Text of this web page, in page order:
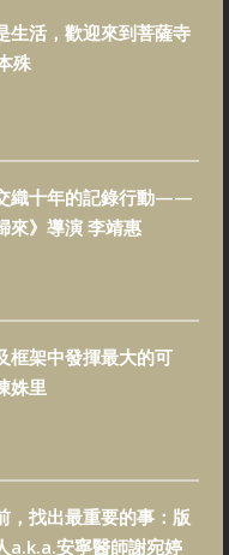
生活，歡迎來到菩薩寺
殊
織十年的記錄行動——
來》導演 李靖惠
框架中發揮最大的可
姝里
，找出最重要的事：版
a.k.a.安寧醫師謝宛婷